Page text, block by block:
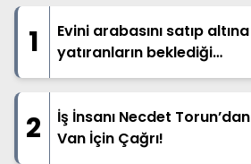
1
Evini arabasını satıp altına
yatıranların beklediği
haber geldi
2
İş İnsanı Necdet Torun’dan
Van İçin Çağrı!